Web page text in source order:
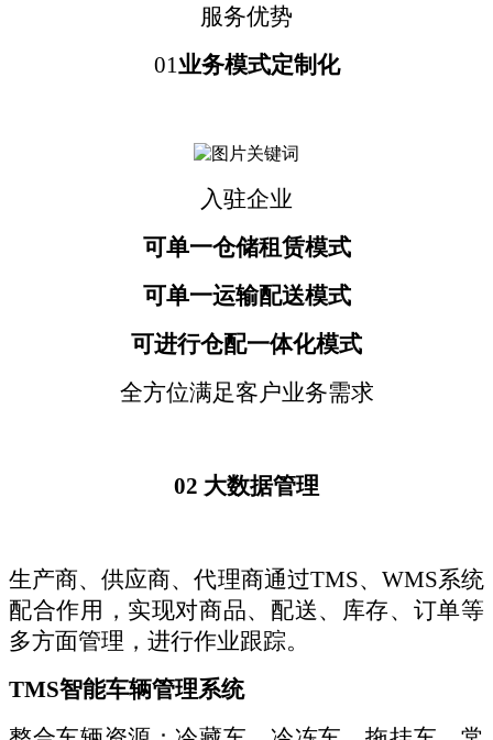
服务优势
01业务模式定制化
入驻企业
可单一仓储租赁模式
可单一运输配送模式
可进行仓配一体化模式
全方位满足客户业务需求
02 大数据管理
生产商、供应商、代理商通过TMS、WMS系统
配合作用，实现对商品、配送、库存、订单等
多方面管理，进行作业跟踪。
TMS智能车辆管理系统